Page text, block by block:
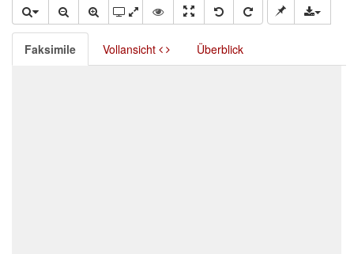
Faksimile Vollansicht Überblick